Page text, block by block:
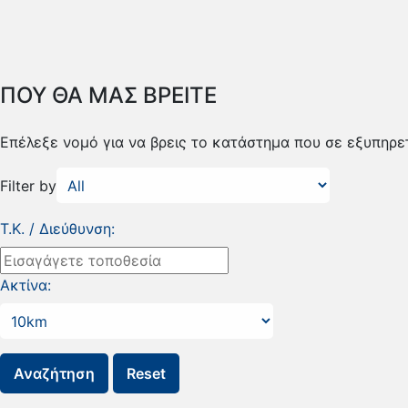
ΠΟΥ ΘΑ ΜΑΣ ΒΡΕΙΤΕ
Επέλεξε νομό για να βρεις το κατάστημα που σε
Filter by
Τ.Κ. / Διεύθυνση:
Ακτίνα: